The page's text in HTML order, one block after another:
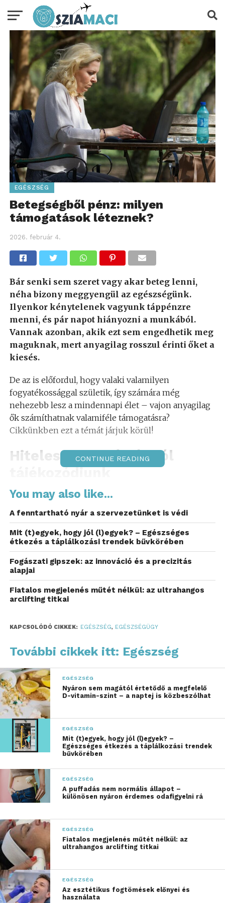
EGÉSZSÉG
Betegségből pénz: milyen
támogatások léteznek?
2026. február 4.
Bár senki sem szeret vagy akar beteg lenni,
néha bizony meggyengül az egészségünk.
Ilyenkor kénytelenek vagyunk táppénzre
menni, és pár napot hiányozni a munkából.
Vannak azonban, akik ezt sem engedhetik meg
maguknak, mert anyagilag rosszul érinti őket a
kiesés.
De az is előfordul, hogy valaki valamilyen
fogyatékossággal születik, így számára még
nehezebb lesz a mindennapi élet – vajon anyagilag
ők számíthatnak valamiféle támogatásra?
Cikkünkben ezt a témát járjuk körül!
Hiteles információkból
tájékozódjunk
Bár a net tele van mindenféle hasznos tanáccsal, ha
bennünket, akkor a hiteles forrásokat keressük fel
elsősorban. Színes cikkeket is olvashatunk azonban
– ilyeneket aFilter.hu Egészség rovatábanis
találunk szép számmal.
Ezen az oldalon ugyanis összegyűjtik azokat a
bejegyzéseket, írásokat, amelyek egy adott témával
foglalkoznak, és amelyek kiindulópontként
egészséges életmód témakörében is olvashatunk itt
tudnivalók is helyet kaptak az oldalon.
Betegség által szerzett pénz
A szakértők azt mondják, minden esetben legjobb a
megelőzés, a prevenció – így jó eséllyel nem
leszünk betegek, és nem okoz majd problémát a
munkavégzés. Ám ha megtörténik a baj, és nem
tudunk dolgozni, pénzre akkor is szükségünk van.
Alapvetően négyféle módon lehet segítségünkre az
állam:
társadalombiztosítás útján fizethet
táppénzt, illetve betegszabadságot, de
munkahelyi baleset esetén is ilyen
juttatás jár.
megváltozott munkaképességűek
foglalkoztatását sok esetben támogatja
CONTINUE READING
You may also like...
A fenntartható nyár a szervezetünket is védi
Mit (t)egyek, hogy jól (l)egyek? – Egészséges
étkezés a táplálkozási trendek bűvkörében
Fogászati gipszek: az innováció és a precizitás
alapjai
Fiatalos megjelenés műtét nélkül: az ultrahangos
arclifting titkai
KAPCSOLÓDÓ CIKKEK: EGÉSZSÉG, EGÉSZSÉGÜGY
További cikkek itt: Egészség
EGÉSZSÉG
Nyáron sem magától értetődő a megfelelő
D-vitamin-szint – a naptej is közbeszólhat
EGÉSZSÉG
Mit (t)egyek, hogy jól (l)egyek? –
Egészséges étkezés a táplálkozási trendek
bűvkörében
EGÉSZSÉG
A puffadás nem normális állapot –
különösen nyáron érdemes odafigyelni rá
EGÉSZSÉG
Fiatalos megjelenés műtét nélkül: az
ultrahangos arclifting titkai
EGÉSZSÉG
Az esztétikus fogtömések előnyei és
használata